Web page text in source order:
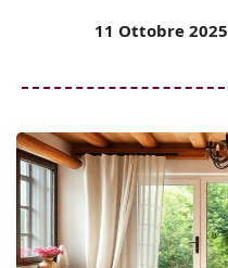
11 Ottobre 2025